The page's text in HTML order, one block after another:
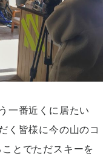
一番近くに居たい
く皆様に今の山のコ
とでただスキーを